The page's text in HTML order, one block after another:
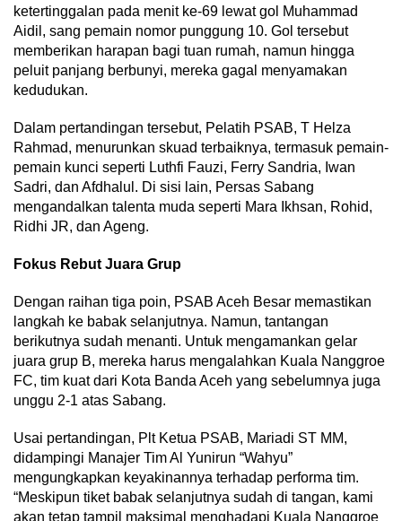
ketertinggalan pada menit ke-69 lewat gol Muhammad
Aidil, sang pemain nomor punggung 10. Gol tersebut
memberikan harapan bagi tuan rumah, namun hingga
peluit panjang berbunyi, mereka gagal menyamakan
kedudukan.
Dalam pertandingan tersebut, Pelatih PSAB, T Helza
Rahmad, menurunkan skuad terbaiknya, termasuk pemain-
pemain kunci seperti Luthfi Fauzi, Ferry Sandria, Iwan
Sadri, dan Afdhalul. Di sisi lain, Persas Sabang
mengandalkan talenta muda seperti Mara Ikhsan, Rohid,
Ridhi JR, dan Ageng.
Fokus Rebut Juara Grup
Dengan raihan tiga poin, PSAB Aceh Besar memastikan
langkah ke babak selanjutnya. Namun, tantangan
berikutnya sudah menanti. Untuk mengamankan gelar
juara grup B, mereka harus mengalahkan Kuala Nanggroe
FC, tim kuat dari Kota Banda Aceh yang sebelumnya juga
unggu 2-1 atas Sabang.
Usai pertandingan, Plt Ketua PSAB, Mariadi ST MM,
didampingi Manajer Tim Al Yunirun “Wahyu”
mengungkapkan keyakinannya terhadap performa tim.
“Meskipun tiket babak selanjutnya sudah di tangan, kami
akan tetap tampil maksimal menghadapi Kuala Nanggroe